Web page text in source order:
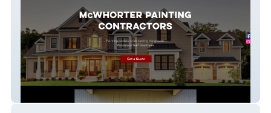
McWhorter Painting